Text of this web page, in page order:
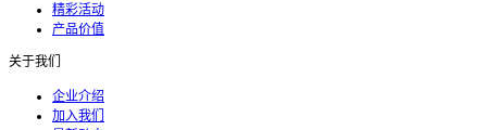
精彩活动
产品价值
关于我们
企业介绍
加入我们